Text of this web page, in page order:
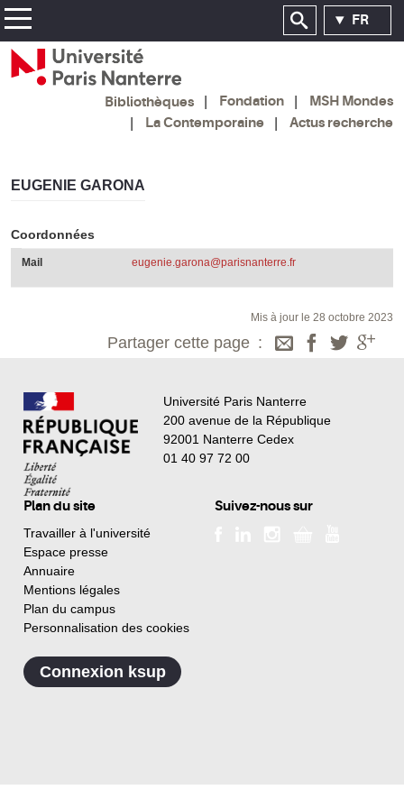
FR
Bibliothèques Fondation
MSH Mondes
La Contemporaine
Actus recherche
EUGENIE GARONA
Coordonnées
Mail eugenie.garona@parisnanterre.fr
Mis à jour le 28 octobre 2023
Partager cette page
Université Paris Nanterre
200 avenue de la République
92001 Nanterre Cedex
01 40 97 72 00
Plan du site
Travailler à l'université
Espace presse
Annuaire
Mentions légales
Plan du campus
Personnalisation des cookies
Suivez-nous sur
Connexion ksup